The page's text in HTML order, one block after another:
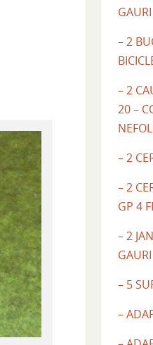
– 2
– 2
20 –
– 2
– 2
GP 4
– 2
– 5
–